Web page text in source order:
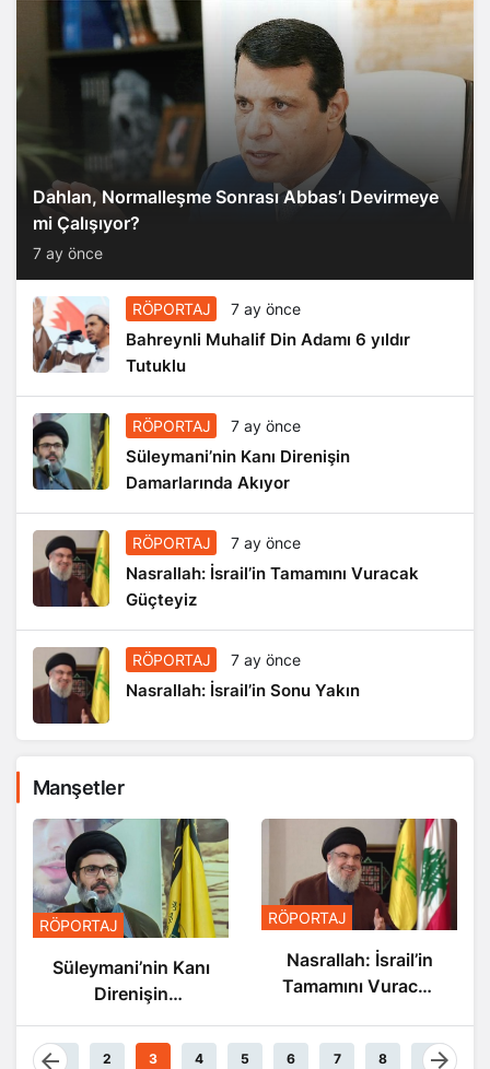
Dahlan, Normalleşme Sonrası Abbas’ı Devirmeye
mi Çalışıyor?
7 ay önce
RÖPORTAJ 7 ay önce
Bahreynli Muhalif Din Adamı 6 yıldır
Tutuklu
RÖPORTAJ 7 ay önce
Süleymani’nin Kanı Direnişin
Damarlarında Akıyor
RÖPORTAJ 7 ay önce
Nasrallah: İsrail’in Tamamını Vuracak
Güçteyiz
RÖPORTAJ 7 ay önce
Nasrallah: İsrail’in Sonu Yakın
Manşetler
RÖPORTAJ
Süleymani’nin Kanı
Direnişin
Damarlarında
Akıyor
RÖPORTAJ
Nasrallah: İsrail’in
Tamamını Vuracak
1 2 3 4 5 6 7 8 9